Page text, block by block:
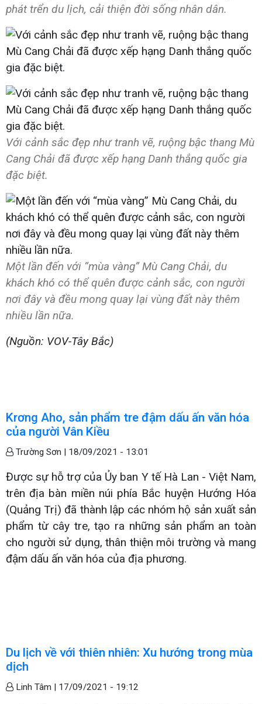
phát trển du lịch, cải thiện đời sống nhân dân.
Với cảnh sắc đẹp như tranh vẽ, ruộng bậc thang Mù
Cang Chải đã được xếp hạng Danh thắng quốc gia
đặc biệt.
Một lần đến với “mùa vàng” Mù Cang Chải, du
khách khó có thể quên được cảnh sắc, con người
nơi đây và đều mong quay lại vùng đất này thêm
nhiều lần nữa.
(Nguồn: VOV-Tây Bắc)
Krơng Aho, sản phẩm tre đậm dấu ấn văn hóa
của người Vân Kiều
Trường Sơn | 18/09/2021 - 13:01
Được sự hỗ trợ của Ủy ban Y tế Hà Lan - Việt Nam,
trên địa bàn miền núi phía Bắc huyện Hướng Hóa
(Quảng Trị) đã thành lập các nhóm hộ sản xuất sản
phẩm từ cây tre, tạo ra những sản phẩm an toàn
cho người sử dụng, thân thiện môi trường và mang
đậm dấu ấn văn hóa của địa phương.
Du lịch về với thiên nhiên: Xu hướng trong mùa
dịch
Linh Tâm | 17/09/2021 - 19:12